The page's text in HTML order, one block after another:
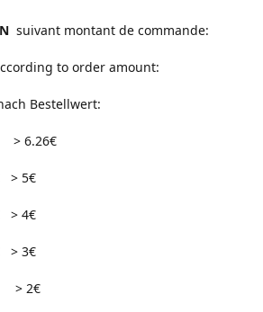
suivant montant de commande:
to order amount:
Bestellwert:
> 6.26€
5€
4€
3€
2€